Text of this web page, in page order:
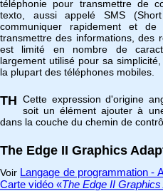
téléphonie pour transmettre de
texto, aussi appelé SMS
communiquer rapidement et
transmettre des informations, des
est limité en nombre de
largement utilisé pour sa
la plupart des téléphones mobiles.
TH Cette expression d'origine
soit un élément ajouter à
dans la couche du chemin de
The Edge II Graphics
Voir Langage de programmation -
Carte vidéo «The Edge II Graphics